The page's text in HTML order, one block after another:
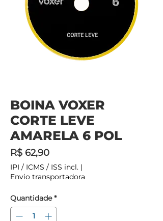
BOINA VOXER
CORTE LEVE
AMARELA 6 POL
R$ 62,90Preço
IPI / ICMS / ISS incl. |
Envio transportadora
Quantidade *